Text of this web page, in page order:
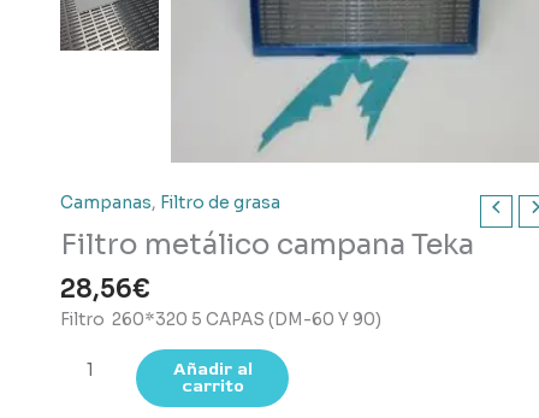
Campanas, Filtro de grasa
Filtro metálico campana Teka
28,56€
Filtro 260*320 5 CAPAS (DM-60 Y 90)
Filtro
Añadir al
carrito